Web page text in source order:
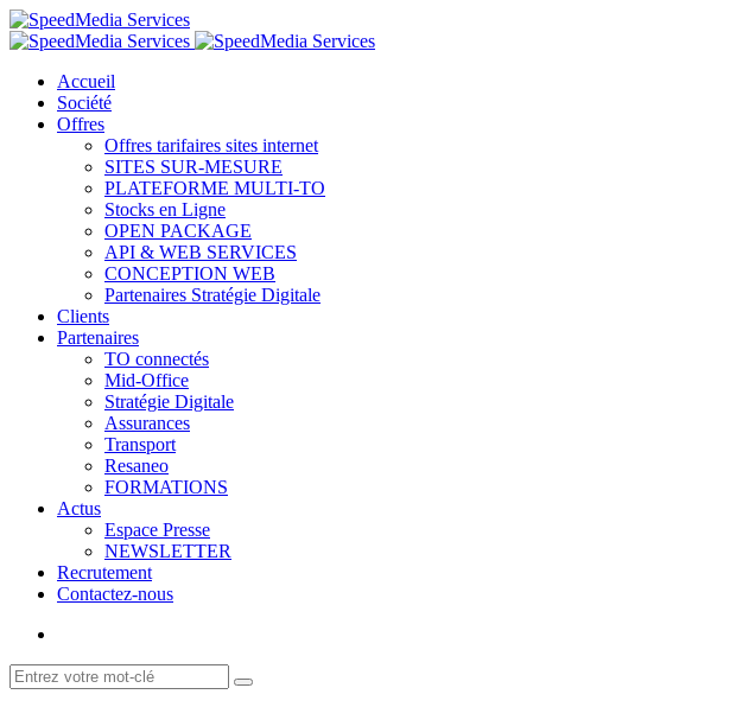
Accueil
Société
Offres
Offres tarifaires sites internet
SITES SUR-MESURE
PLATEFORME MULTI-TO
Stocks en Ligne
OPEN PACKAGE
API & WEB SERVICES
CONCEPTION WEB
Partenaires Stratégie Digitale
Clients
Partenaires
TO connectés
Mid-Office
Stratégie Digitale
Assurances
Transport
Resaneo
FORMATIONS
Actus
Espace Presse
NEWSLETTER
Recrutement
Contactez-nous